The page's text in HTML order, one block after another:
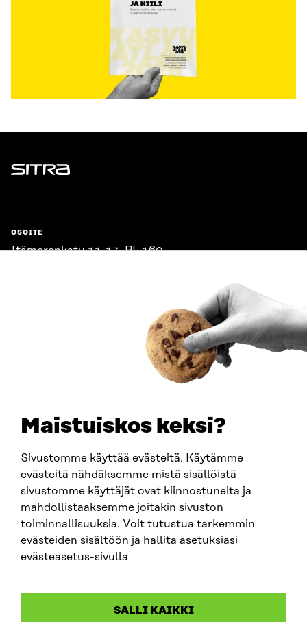
Maistuiskos keksi?
Sivustomme käyttää evästeitä. Käytämme
evästeitä nähdäksemme mistä sisällöistä
sivustomme käyttäjät ovat kiinnostuneita ja
mahdollistaaksemme joitakin sivuston
toiminnallisuuksia. Voit tutustua tarkemmin
evästeiden sisältöön ja hallita asetuksiasi
evästeasetus-sivulla
SALLI KAIKKI
Sitra
OSOITE
Itämerenkatu 11-13, PL 160,
SITRA SOSIAALISESSA MEDIASSA
LinkedIn
Instagram
YouTube